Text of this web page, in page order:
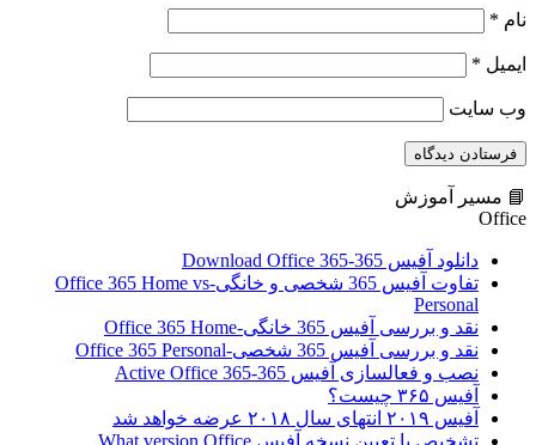
نام *
ایمیل *
وب‌ سایت
📘 مسیر آموزش
Office
دانلود آفیس 365-Download Office 365
تفاوت آفیس 365 شخصی و خانگی-Office 365 Home vs
Personal
نقد و بررسی آفیس 365 خانگی-Office 365 Home
نقد و بررسی آفیس 365 شخصی-Office 365 Personal
نصب و فعالسازی آفیس 365-Active Office 365
آفیس ۳۶۵ چیست؟
آفیس ۲۰۱۹ انتهای سال ۲۰۱۸ عرضه خواهد شد